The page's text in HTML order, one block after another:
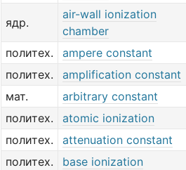
ядр.
air-wall ionization
chamber
политех. ampere constant
политех.
amplification constant
мат.
arbitrary constant
политех.
atomic ionization
политех.
attenuation constant
политех.
base ionization